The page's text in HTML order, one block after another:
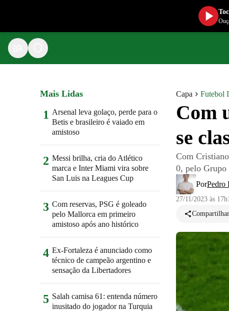
Capa Futebol
Com
se
Com
0, pelo Grupo
PorPedro
27/11/2023 às
Compartilhar
Mais Lidas
1 Arsenal leva golaço, perde para o
Betis e brasileiro é vaiado em
amistoso
2 Messi brilha, cria do Atlético
marca e Inter Miami vira sobre
San Luis na Leagues Cup
3 Com reservas, PSG é goleado
pelo Mallorca em primeiro
amistoso após ano histórico
4 Ex-Fortaleza é anunciado como
técnico de campeão argentino e
sensação da Libertadores
5 Salah camisa 61: entenda número
inusitado do jogador na Turquia